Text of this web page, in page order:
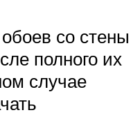
со стены
полного их
случае